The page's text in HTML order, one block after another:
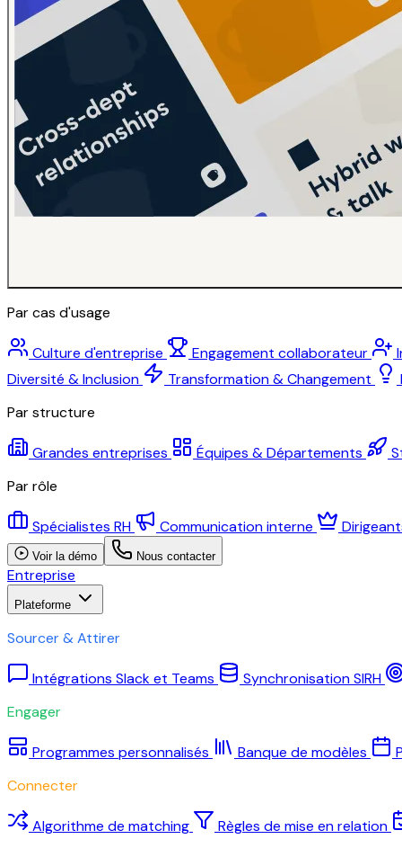
Par cas d'usage
Culture d'entreprise Engagement collaborateur
Diversité & Inclusion
Transformation & Changement
Par structure
Grandes entreprises Équipes & Départements
Par rôle
Spécialistes RH Communication interne
Voir la démo Nous contacter
Entreprise
Plateforme
Sourcer & Attirer
Intégrations Slack et Teams
Synchronisation SIRH
Engager
Programmes personnalisés Banque de modèles
Connecter
Algorithme de matching
Règles de mise en relation